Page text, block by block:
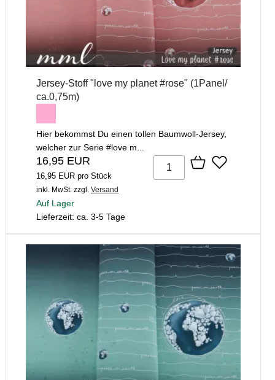
Jersey-Stoff "love my planet #rose" (1Panel/
ca.0,75m)
Hier bekommst Du einen tollen Baumwoll-Jersey,
welcher zur Serie #love m...
16,95 EUR
16,95 EUR pro Stück
inkl. MwSt. zzgl. Versand
Auf Lager
Lieferzeit: ca. 3-5 Tage